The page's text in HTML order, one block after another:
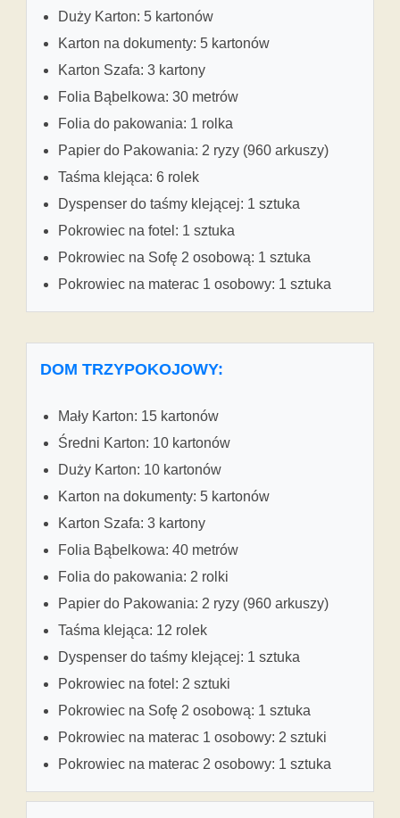
Duży Karton: 5 kartonów
Karton na dokumenty: 5 kartonów
Karton Szafa: 3 kartony
Folia Bąbelkowa: 30 metrów
Folia do pakowania: 1 rolka
Papier do Pakowania: 2 ryzy (960 arkuszy)
Taśma klejąca: 6 rolek
Dyspenser do taśmy klejącej: 1 sztuka
Pokrowiec na fotel: 1 sztuka
Pokrowiec na Sofę 2 osobową: 1 sztuka
Pokrowiec na materac 1 osobowy: 1 sztuka
DOM TRZYPOKOJOWY:
Mały Karton: 15 kartonów
Średni Karton: 10 kartonów
Duży Karton: 10 kartonów
Karton na dokumenty: 5 kartonów
Karton Szafa: 3 kartony
Folia Bąbelkowa: 40 metrów
Folia do pakowania: 2 rolki
Papier do Pakowania: 2 ryzy (960 arkuszy)
Taśma klejąca: 12 rolek
Dyspenser do taśmy klejącej: 1 sztuka
Pokrowiec na fotel: 2 sztuki
Pokrowiec na Sofę 2 osobową: 1 sztuka
Pokrowiec na materac 1 osobowy: 2 sztuki
Pokrowiec na materac 2 osobowy: 1 sztuka